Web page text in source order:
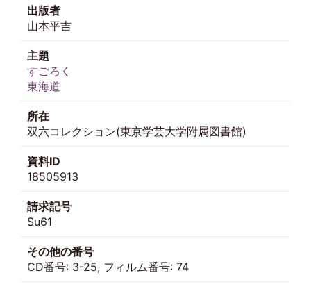
出版者
山本平吉
主題
すごろく
東海道
所在
双六コレクション(東京学芸大学附属図書館)
資料ID
18505913
請求記号
Su61
その他の番号
CD番号: 3-25, フィルム番号: 74